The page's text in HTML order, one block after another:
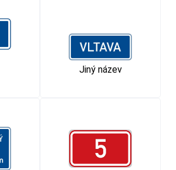
Jiný název